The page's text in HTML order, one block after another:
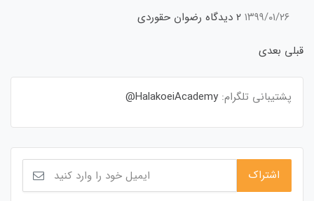
۱۳۹۹/۰۱/۲۶ ۲ دیدگاه
رضوان حقوردی
قبلی بعدی
پشتیبانی تلگرام: HalakoeiAcademy@